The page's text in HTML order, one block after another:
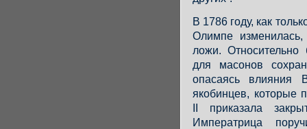
В 1786 году, как
Олимпе
ложи. Относительно
для масонов
опасаясь влияния
якобинцев, которые
II приказала
Императрица